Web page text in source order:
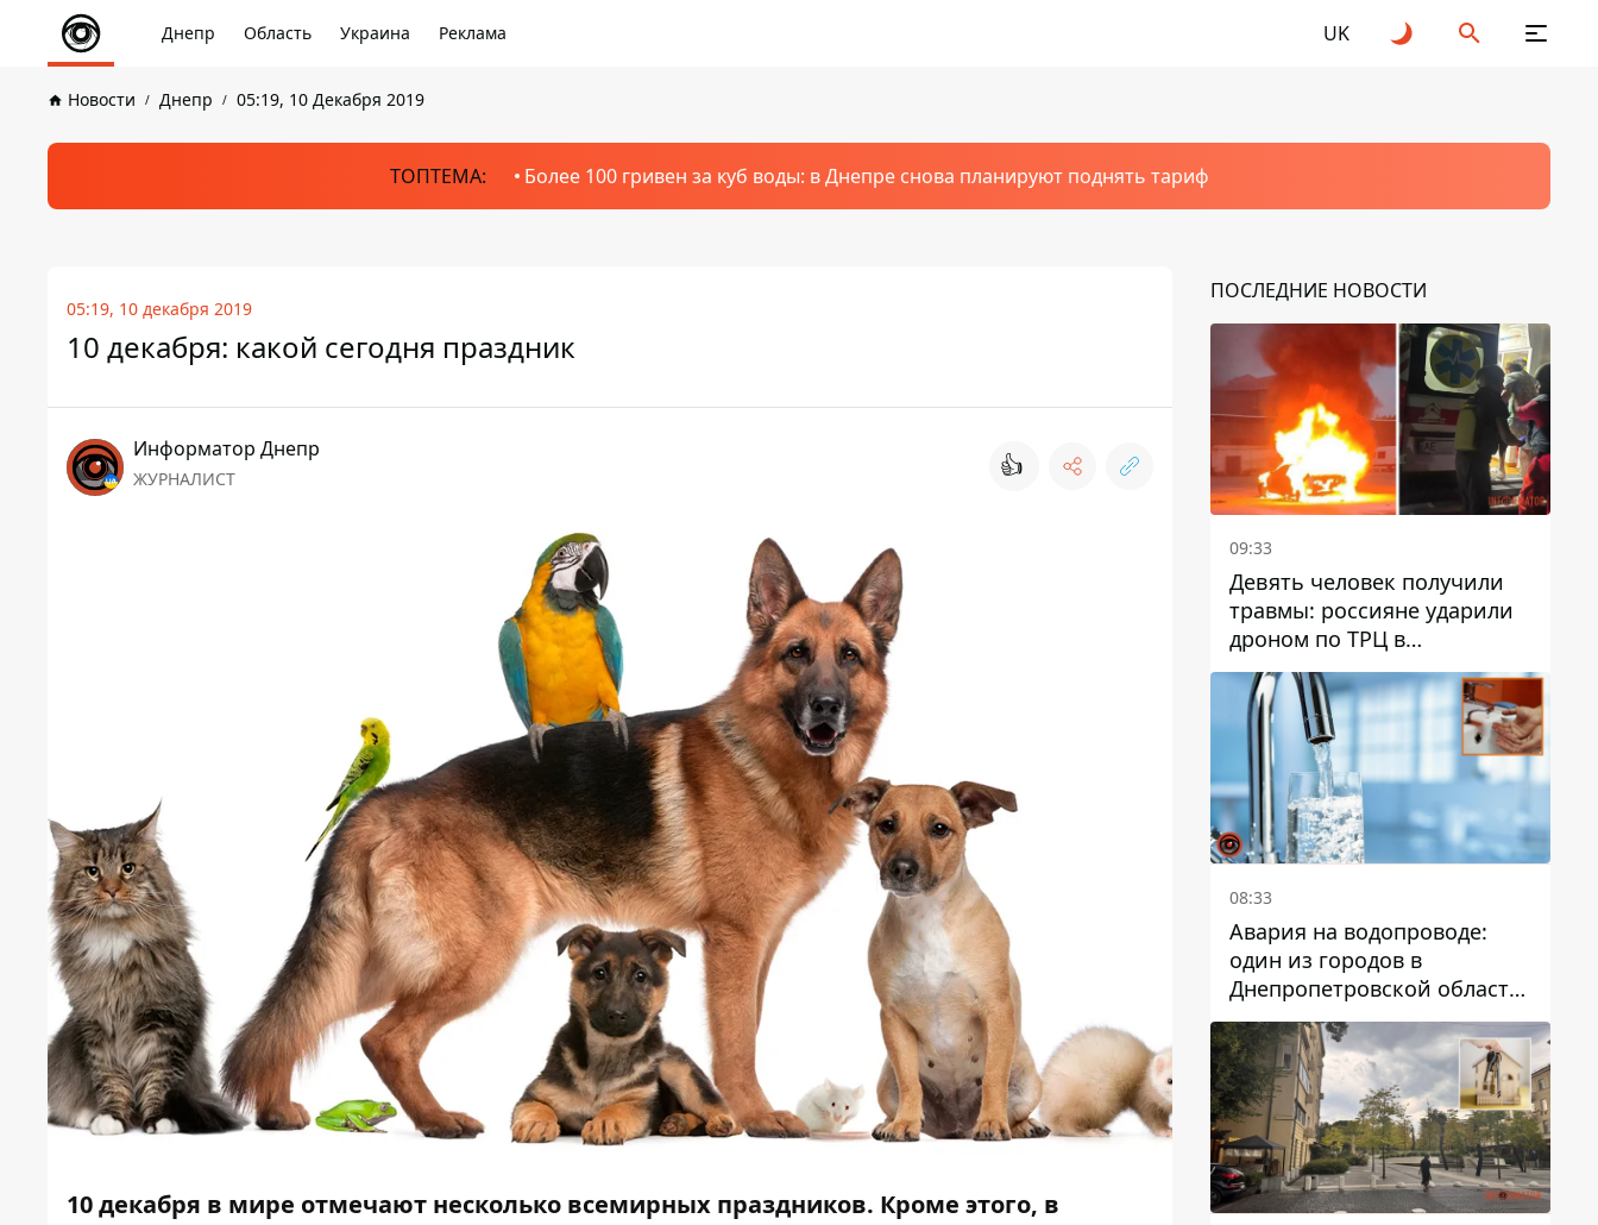
Днепр Область Украина Реклама UK
Новости Днепр 05:19, 10 Декабря 2019
ТОПТЕМА: Более 100 гривен за куб воды: в Днепре снова планируют поднять тариф
05:19, 10 декабря 2019
10 декабря: какой сегодня праздник
Информатор Днепр
ЖУРНАЛИСТ 👍
10 декабря в мире отмечают несколько всемирных праздников. Кроме этого, в
ПОСЛЕДНИЕ НОВОСТИ
09:33
Девять человек получили
травмы: россияне ударили
дроном по ТРЦ в
Павлограде, будет ли
работать заведение в
дальнейшем
08:33
Авария на водопроводе:
один из городов в
Днепропетровской области
остался без воды